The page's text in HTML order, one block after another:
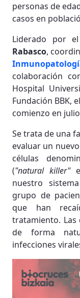
personas de
casos en
Liderado por
Rabasco,
colaboración
Hospital
Fundación BBK,
comienzo en
Se trata de una
evaluar un
células
("natural killer"
nuestro
grupo de
que han
tratamiento. Las
de forma
infecciones